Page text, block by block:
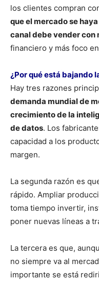
los clientes compran
que el mercado se
canal debe vender con
financiero y más foco
¿Por qué está bajando
Hay tres razones
demanda mundial de
crecimiento de la
de datos. Los
capacidad a los
margen.
La segunda razón es
rápido. Ampliar
toma tiempo invertir,
poner nuevas líneas a
La tercera es que,
no siempre va al
importante se está